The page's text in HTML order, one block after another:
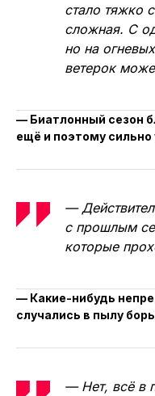
стало тяжко
сложная. С
но на
ветерок
— Биатлонный сезон
ещё и поэтому сильно
—
с прошлым
которые
— Какие-нибудь
случались в пылу
— Нет, всё в